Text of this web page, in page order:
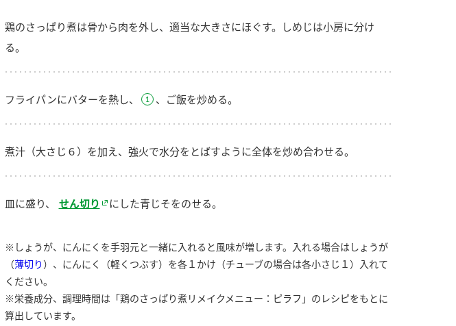
鶏のさっぱり煮は骨から肉を外し、適当な大きさにほぐす。しめじは小房に分け
る。
フライパンにバターを熱し、 、ご飯を炒める。
煮汁（大さじ６）を加え、強火で水分をとばすように全体を炒め合わせる。
皿に盛り、 せん切り にした青じそをのせる。
※しょうが、にんにくを手羽元と一緒に入れると風味が増します。入れる場合はしょうが
（薄切り ）、にんにく（軽くつぶす）を各１かけ（チューブの場合は各小さじ１）入れて
ください。
※栄養成分、調理時間は「鶏のさっぱり煮リメイクメニュー：ピラフ」のレシピをもとに
算出しています。